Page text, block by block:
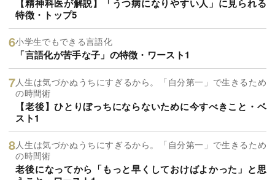
【精神科医が解説】「うつ病になりやすい人」に見られる
特徴・トップ5
小学生でもできる言語化
「言語化が苦手な子」の特徴・ワースト1
人生は気づかぬうちにすぎるから。「自分第一」で生きるため
の時間術
【老後】ひとりぼっちにならないために今すべきこと・ベ
スト1
人生は気づかぬうちにすぎるから。「自分第一」で生きるため
の時間術
老後になってから「もっと早くしておけばよかった」と思